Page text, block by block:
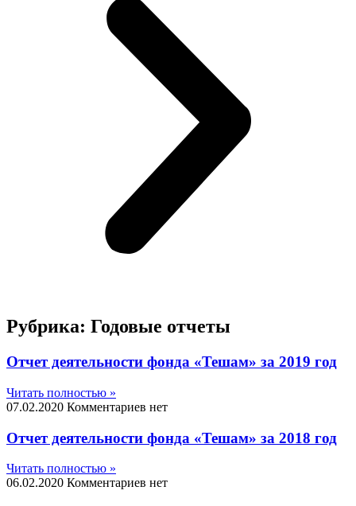
Рубрика: Годовые отчеты
Отчет деятельности фонда «Тешам» за 2019 год
Читать полностью »
07.02.2020 Комментариев нет
Отчет деятельности фонда «Тешам» за 2018 год
Читать полностью »
06.02.2020 Комментариев нет